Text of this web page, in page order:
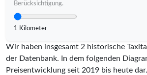
Berücksichtigung.
1 Kilometer
Wir haben insgesamt 2 historische
der Datenbank. In dem folgenden
Preisentwicklung seit 2019 bis heute dar.